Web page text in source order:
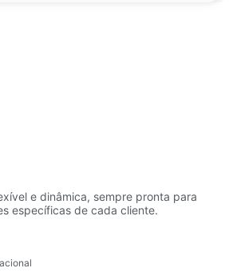
e dinâmica, sempre pronta para
específicas de cada cliente.